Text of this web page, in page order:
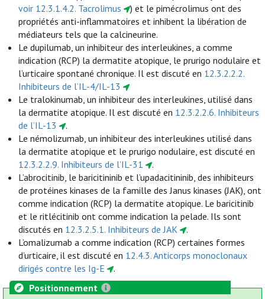
voir 12.3.1.4.2. Tacrolimus
) et le pimécrolimus ont des
propriétés anti-inflammatoires et inhibent la libération de
médiateurs tels que la calcineurine.
Le dupilumab, un inhibiteur des interleukines, a comme
indication (RCP) la dermatite atopique, le prurigo nodulaire et
l’urticaire spontané chronique. Il est discuté en 12.3.2.2.2.
Inhibiteurs de l’IL-4/IL-13
Le tralokinumab, un inhibiteur des interleukines, utilisé dans
la dermatite atopique. Il est discuté en 12.3.2.2.6. Inhibiteurs
de l’IL-13
.
Le némolizumab, un inhibiteur des interleukines utilisé dans
la dermatite atopique et le prurigo nodulaire, est discuté en
12.3.2.2.9. Inhibiteurs de l’IL-31
.
L’abrocitinib, le baricitininib et l’upadacitininib, des inhibiteurs
de protéines kinases de la famille des Janus kinases (JAK), ont
comme indication (RCP) la dermatite atopique. Le baricitinib
et le ritlécitinib ont comme indication la pelade. Ils sont
discutés en 12.3.2.5.1. Inhibiteurs de JAK
.
L’omalizumab a comme indication (RCP) certaines formes
d’urticaire, il est discuté en 12.4.3. Anticorps monoclonaux
dirigés contre les Ig-E
.
Positionnement